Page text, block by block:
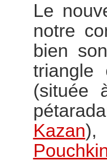
Le
notre
bien
triangle
(située
Kazan),